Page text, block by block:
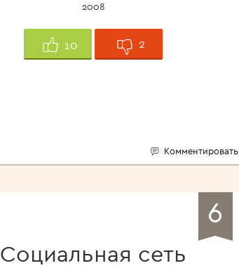
2008
10 2
Комментировать
6
Социальная сеть